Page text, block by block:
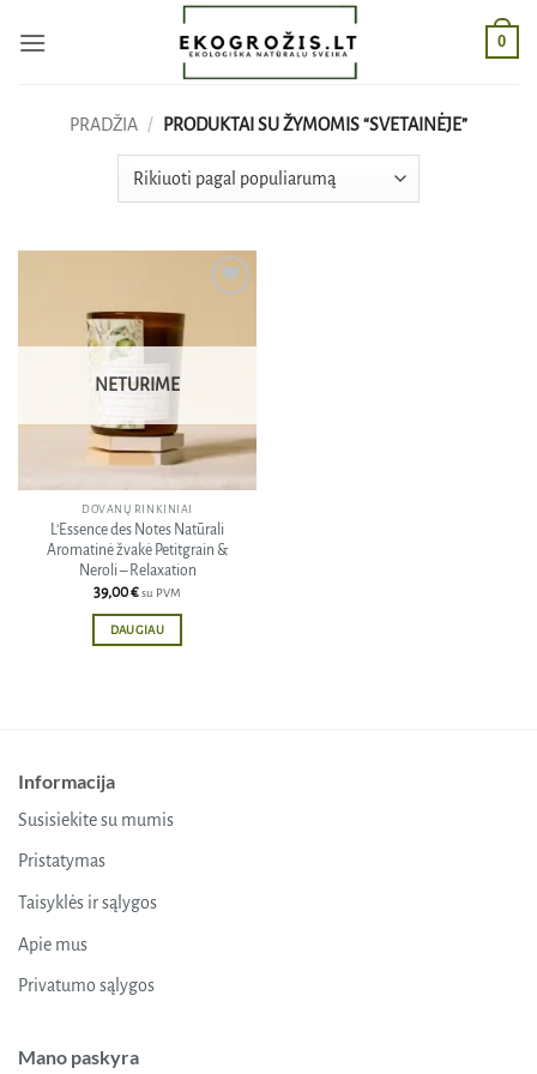
0
PRADŽIA / PRODUKTAI SU ŽYMOMIS “SVETAINĖJE”
sąrašą
NETURIME
DOVANŲ RINKINIAI
L’Essence des Notes Natūrali
Aromatinė žvakė Petitgrain &
Neroli – Relaxation
39,00€su PVM
DAUGIAU
Informacija
Susisiekite su mumis
Pristatymas
Taisyklės ir sąlygos
Apie mus
Privatumo sąlygos
Mano paskyra